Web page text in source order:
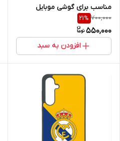
مناسب برای گوشی موبایل
سامسونگ Galaxy A36
700,000
21%
550,000
افزودن به سبد